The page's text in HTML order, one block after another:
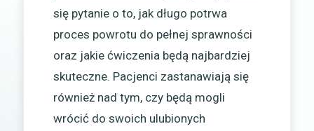
się pytanie o to, jak długo potrwa
proces powrotu do pełnej sprawności
oraz jakie ćwiczenia będą najbardziej
skuteczne. Pacjenci zastanawiają się
również nad tym, czy będą mogli
wrócić do swoich ulubionych